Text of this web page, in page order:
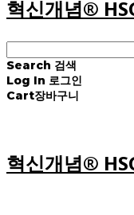
혁신개념®
Search 검색
Log In 로그인
Cart장바구니
혁신개념®